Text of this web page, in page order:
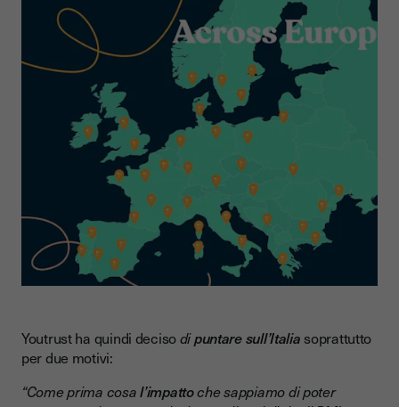
Youtrust ha quindi decisodipuntare sull’Italia soprattutto
per due motivi:
“Come prima cosal’impattoche sappiamo di poter